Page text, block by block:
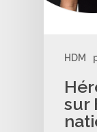
HDM
sur